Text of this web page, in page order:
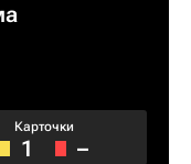
Карточки
1 –